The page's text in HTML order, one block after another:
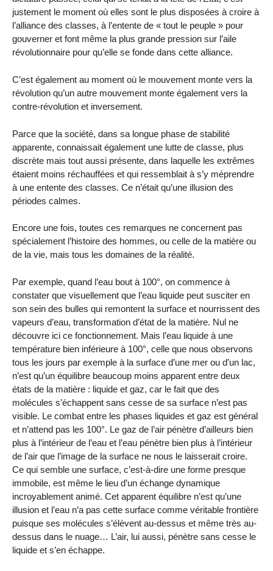
justement le moment où elles sont le plus disposées à croire à
l’alliance des classes, à l’entente de « tout le peuple » pour
gouverner et font même la plus grande pression sur l’aile
révolutionnaire pour qu’elle se fonde dans cette alliance.
C’est également au moment où le mouvement monte vers la
révolution qu’un autre mouvement monte également vers la
contre-révolution et inversement.
Parce que la société, dans sa longue phase de stabilité
apparente, connaissait également une lutte de classe, plus
discrète mais tout aussi présente, dans laquelle les extrêmes
étaient moins réchauffées et qui ressemblait à s’y méprendre
à une entente des classes. Ce n’était qu’une illusion des
périodes calmes.
Encore une fois, toutes ces remarques ne concernent pas
spécialement l’histoire des hommes, ou celle de la matière ou
de la vie, mais tous les domaines de la réalité.
Par exemple, quand l’eau bout à 100°, on commence à
constater que visuellement que l’eau liquide peut susciter en
son sein des bulles qui remontent la surface et nourrissent des
vapeurs d’eau, transformation d’état de la matière. Nul ne
découvre ici ce fonctionnement. Mais l’eau liquide à une
température bien inférieure à 100°, celle que nous observons
tous les jours par exemple à la surface d’une mer ou d’un lac,
n’est qu’un équilibre beaucoup moins apparent entre deux
états de la matière : liquide et gaz, car le fait que des
molécules s’échappent sans cesse de sa surface n’est pas
visible. Le combat entre les phases liquides et gaz est général
et n’attend pas les 100°. Le gaz de l’air pénètre d’ailleurs bien
plus à l’intérieur de l’eau et l’eau pénètre bien plus à l’intérieur
de l’air que l’image de la surface ne nous le laisserait croire.
Ce qui semble une surface, c’est-à-dire une forme presque
immobile, est même le lieu d’un échange dynamique
incroyablement animé. Cet apparent équilibre n’est qu’une
illusion et l’eau n’a pas cette surface comme véritable frontière
puisque ses molécules s’élèvent au-dessus et même très au-
dessus dans le nuage… L’air, lui aussi, pénètre sans cesse le
liquide et s’en échappe.